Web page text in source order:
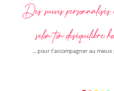
... pour t'accompagner au mieux
Des suivis personnalisés
selon ton déséquilibre